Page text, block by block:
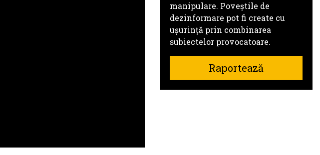
manipulare. Poveștile de
dezinformare pot fi create cu
ușurință prin combinarea
subiectelor provocatoare.
Raportează